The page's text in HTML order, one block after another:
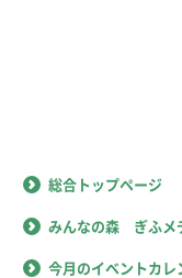
総合トップページ
みんなの森 ぎふメ
今月のイベントカレ